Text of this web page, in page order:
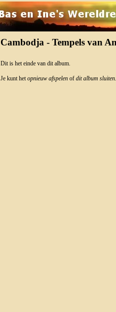
Cambodja - Tempels van
Dit is het einde van dit album.
Je kunt hetopnieuw afspelen of dit album sluiten.